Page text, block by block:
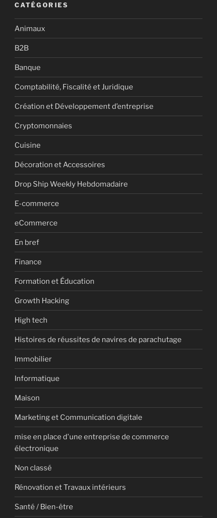
CATÉGORIES
Animaux
B2B
Banque
Comptabilité, Fiscalité et Juridique
Création et Développement d’entreprise
Cryptomonnaies
Cuisine
Décoration et Accessoires
Drop Ship Weekly Hebdomadaire
E-commerce
eCommerce
En bref
Finance
Formation et Éducation
Growth Hacking
High tech
Histoires de réussites de navires de parachutage
Immobilier
Informatique
Maison
Marketing et Communication digitale
mise en place d'une entreprise de commerce
électronique
Non classé
Rénovation et Travaux intérieurs
Santé / Bien-être